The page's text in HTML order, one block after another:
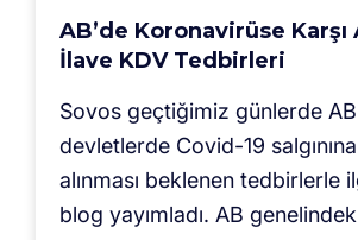
AB’de Koronavirüse Karşı
İlave KDV Tedbirleri
Sovos geçtiğimiz günlerde
devletlerde Covid-19 salgınına
alınması beklenen tedbirlerle
blog yayımladı. AB